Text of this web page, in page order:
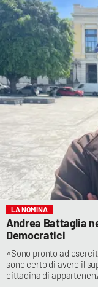
LA NOMINA
Andrea Battaglia
Democratici
«Sono pronto ad
sono certo di avere il
cittadina di